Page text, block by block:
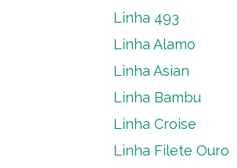
Linha 493
Linha Alamo
Linha Asian
Linha Bambu
Linha Croise
Linha Filete Ouro